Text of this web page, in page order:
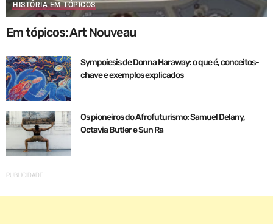
HISTÓRIA EM TÓPICOS
Em tópicos: Art Nouveau
Sympoiesis de Donna Haraway: o que é, conceitos-
chave e exemplos explicados
Os pioneiros do Afrofuturismo: Samuel Delany,
Octavia Butler e Sun Ra
PUBLICIDADE